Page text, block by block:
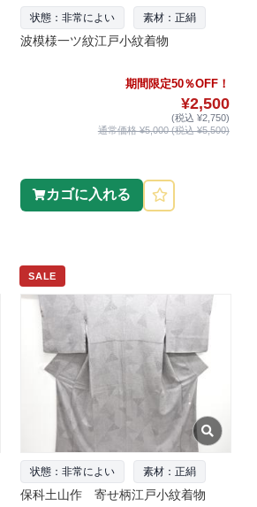
状態：非常によい 素材：正絹
波模様一ツ紋江戸小紋着物
期間限定50％OFF！
¥2,500
(税込 ¥2,750)
通常価格 ¥5,000 (税込 ¥5,500)
カゴに入れる
SALE
状態：非常によい 素材：正絹
保科土山作 寄せ柄江戸小紋着物